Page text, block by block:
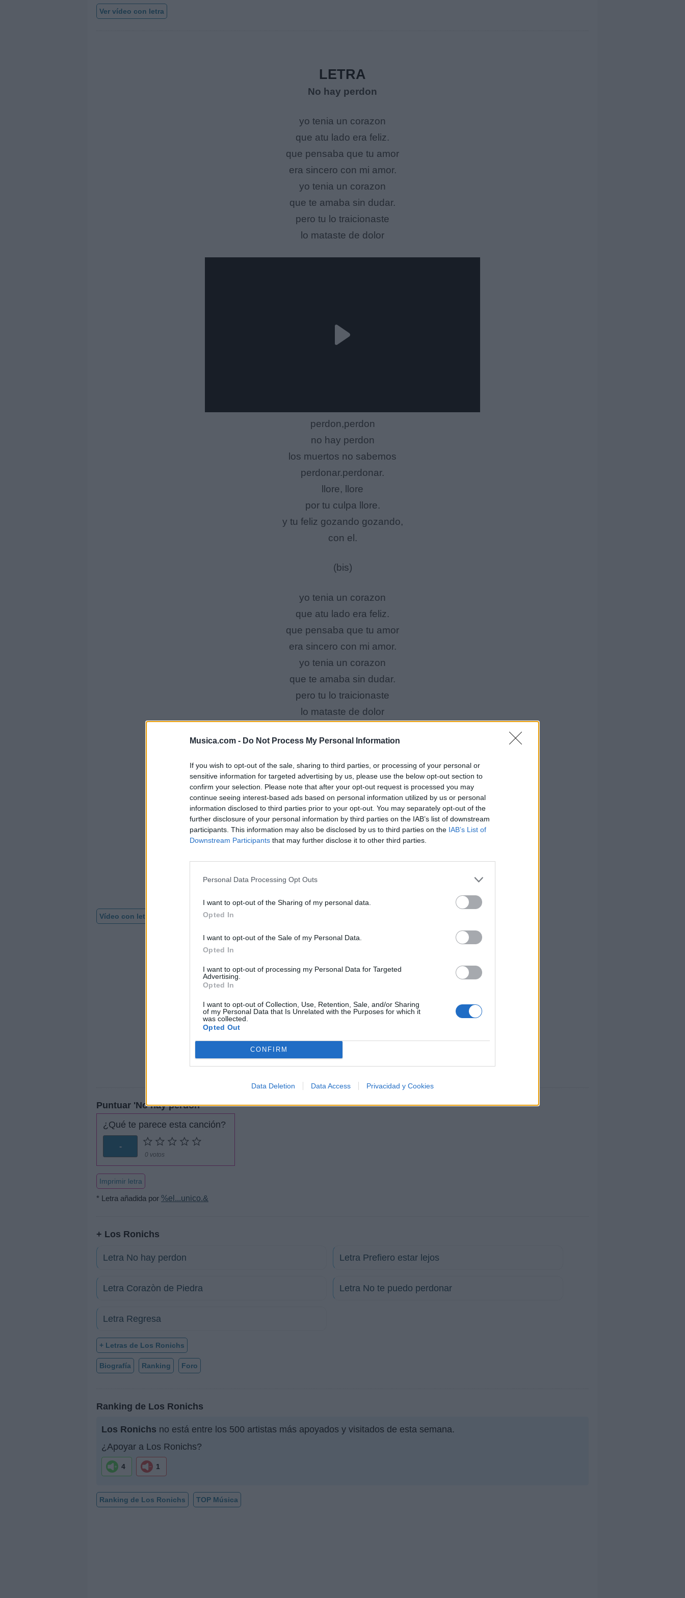
Musica.com - Do Not Process My Personal Information
If you wish to opt-out of the sale, sharing to third parties, or processing of your personal or
sensitive information for targeted advertising by us, please use the below opt-out section to
confirm your selection. Please note that after your opt-out request is processed you may
continue seeing interest-based ads based on personal information utilized by us or personal
information disclosed to third parties prior to your opt-out. You may separately opt-out of the
further disclosure of your personal information by third parties on the IAB’s list of downstream
participants. This information may also be disclosed by us to third parties on the IAB’s List of
Downstream Participants that may further disclose it to other third parties.
Personal Data Processing Opt Outs
I want to opt-out of the Sharing of my personal data.
Opted In
I want to opt-out of the Sale of my Personal Data.
Opted In
I want to opt-out of processing my Personal Data for Targeted
Advertising.
Opted In
I want to opt-out of Collection, Use, Retention, Sale, and/or Sharing
of my Personal Data that Is Unrelated with the Purposes for which it
was collected.
Opted Out
CONFIRM
Data Deletion Data Access Privacidad y Cookies
Ver vídeo con letra
LETRA
No hay perdon
yo tenia un corazon
que atu lado era feliz.
que pensaba que tu amor
era sincero con mi amor.
yo tenia un corazon
que te amaba sin dudar.
pero tu lo traicionaste
lo mataste de dolor
perdon,perdon
no hay perdon
los muertos no sabemos
perdonar.perdonar.
llore, llore
por tu culpa llore.
y tu feliz gozando gozando,
con el.
(bis)
yo tenia un corazon
que atu lado era feliz.
que pensaba que tu amor
era sincero con mi amor.
yo tenia un corazon
que te amaba sin dudar.
pero tu lo traicionaste
lo mataste de dolor
perdon,perdon
los muertos no sabemos
perdonar.perdonar.
llore, llore
por tu culpa llore.
y tu feliz gozando gozando,
''Guerrita el unico''
Vídeo con letra
Puntuar 'No hay perdon'
¿Qué te parece esta canción?
-
0 votos
Imprimir letra
* Letra añadida por %el...unico.&
+ Los Ronichs
Letra No hay perdon Letra Prefiero estar lejos
Letra Corazòn de Piedra Letra No te puedo perdonar
Letra Regresa
+ Letras de Los Ronichs
Biografía Ranking Foro
Ranking de Los Ronichs
Los Ronichs no está entre los 500 artistas más apoyados y visitados de esta semana.
¿Apoyar a Los Ronichs?
4 1
Ranking de Los Ronichs TOP Música